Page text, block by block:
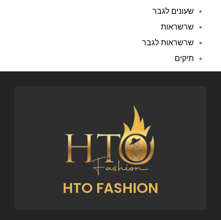
שעונים לגבר
שרשראות
שרשראות לגבר
תיקים
HTO FASHION